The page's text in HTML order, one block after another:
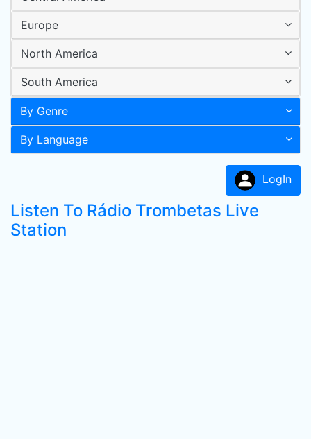
Europe
North America
South America
By Genre
By Language
LogIn
Listen To Rádio Trombetas Live
Station